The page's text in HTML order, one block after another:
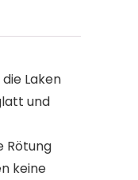
Laken
und
Rötung
keine